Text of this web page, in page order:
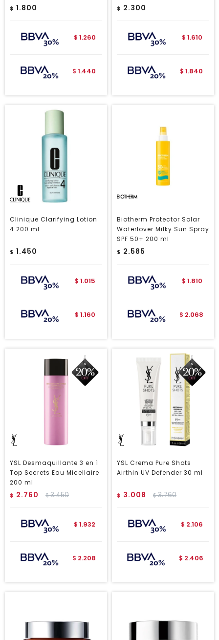
$ 1.800
$ 1.260
$ 1.440
$ 2.300
$ 1.610
$ 1.840
Clinique Clarifying Lotion
4 200 ml
$ 1.450
$ 1.015
$ 1.160
Biotherm Protector Solar
Waterlover Milky Sun Spray
SPF 50+ 200 ml
$ 2.585
$ 1.810
$ 2.068
YSL Desmaquillante 3 en 1
Top Secrets Eau Micellaire
200 ml
$ 2.760 $3.450
$ 1.932
$ 2.208
YSL Crema Pure Shots
Airthin UV Defender 30 ml
$ 3.008 $3.760
$ 2.106
$ 2.406